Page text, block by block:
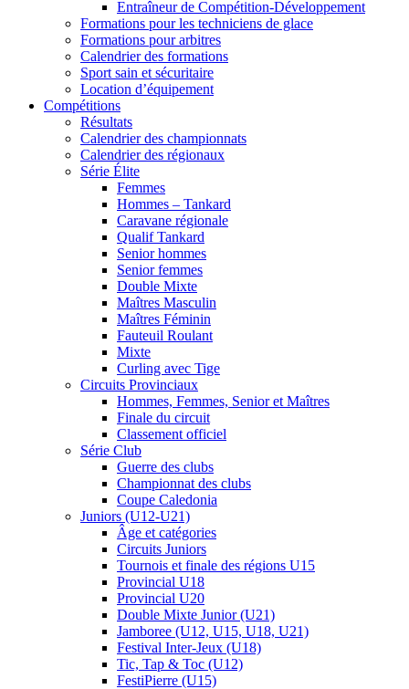
Entraîneur de Compétition-Développement
Formations pour les techniciens de glace
Formations pour arbitres
Calendrier des formations
Sport sain et sécuritaire
Location d’équipement
Compétitions
Résultats
Calendrier des championnats
Calendrier des régionaux
Série Élite
Femmes
Hommes – Tankard
Caravane régionale
Qualif Tankard
Senior hommes
Senior femmes
Double Mixte
Maîtres Masculin
Maîtres Féminin
Fauteuil Roulant
Mixte
Curling avec Tige
Circuits Provinciaux
Hommes, Femmes, Senior et Maîtres
Finale du circuit
Classement officiel
Série Club
Guerre des clubs
Championnat des clubs
Coupe Caledonia
Juniors (U12-U21)
Âge et catégories
Circuits Juniors
Tournois et finale des régions U15
Provincial U18
Provincial U20
Double Mixte Junior (U21)
Jamboree (U12, U15, U18, U21)
Festival Inter-Jeux (U18)
Tic, Tap & Toc (U12)
FestiPierre (U15)